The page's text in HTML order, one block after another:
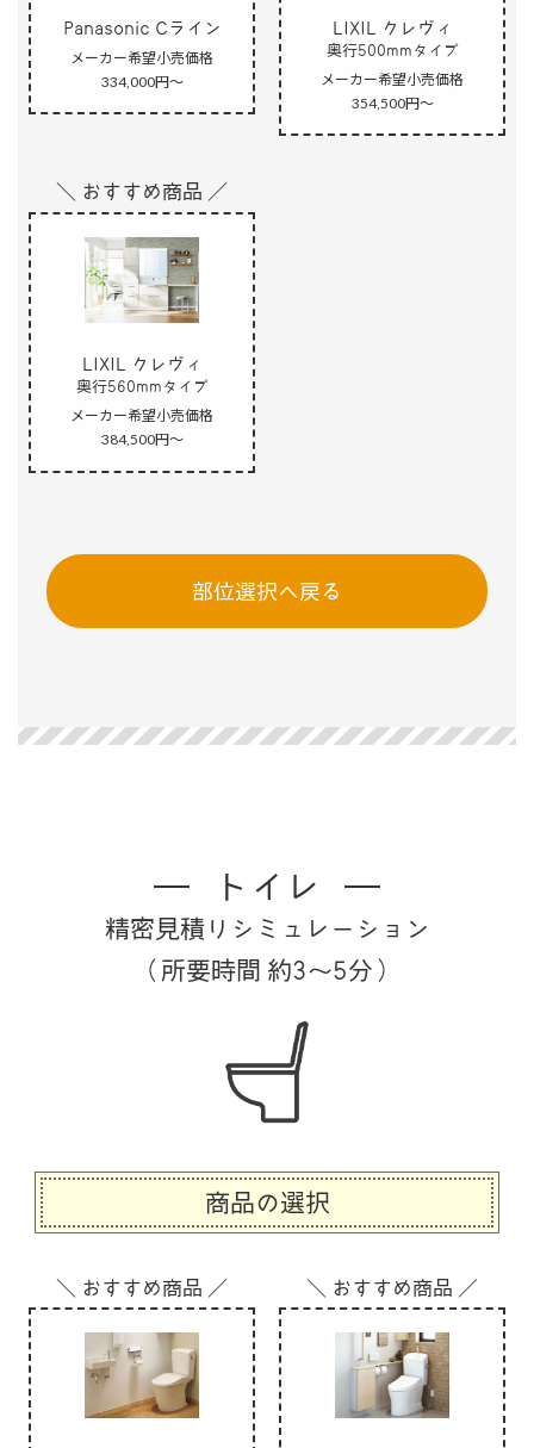
Panasonic Cライン
メーカー希望小売価格
334,000円～
LIXIL クレヴィ
奥行500mmタイプ
メーカー希望小売価格
354,500円～
＼ おすすめ商品 ／
LIXIL クレヴィ
奥行560mmタイプ
メーカー希望小売価格
384,500円～
部位選択へ戻る
トイレ
精密見積りシミュレーション
（所要時間 約3～5分）
商品の選択
＼ おすすめ商品 ／ ＼ おすすめ商品 ／